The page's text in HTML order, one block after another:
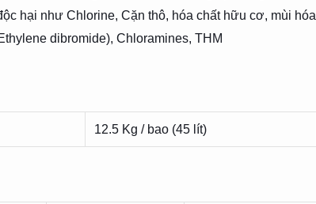
hại như Chlorine, Cặn thô, hóa chất hữu cơ, mùi hóa
dibromide), Chloramines, THM
12.5 Kg / bao (45 lít)